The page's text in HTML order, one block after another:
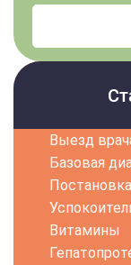
Выезд
Базовая
Витамины